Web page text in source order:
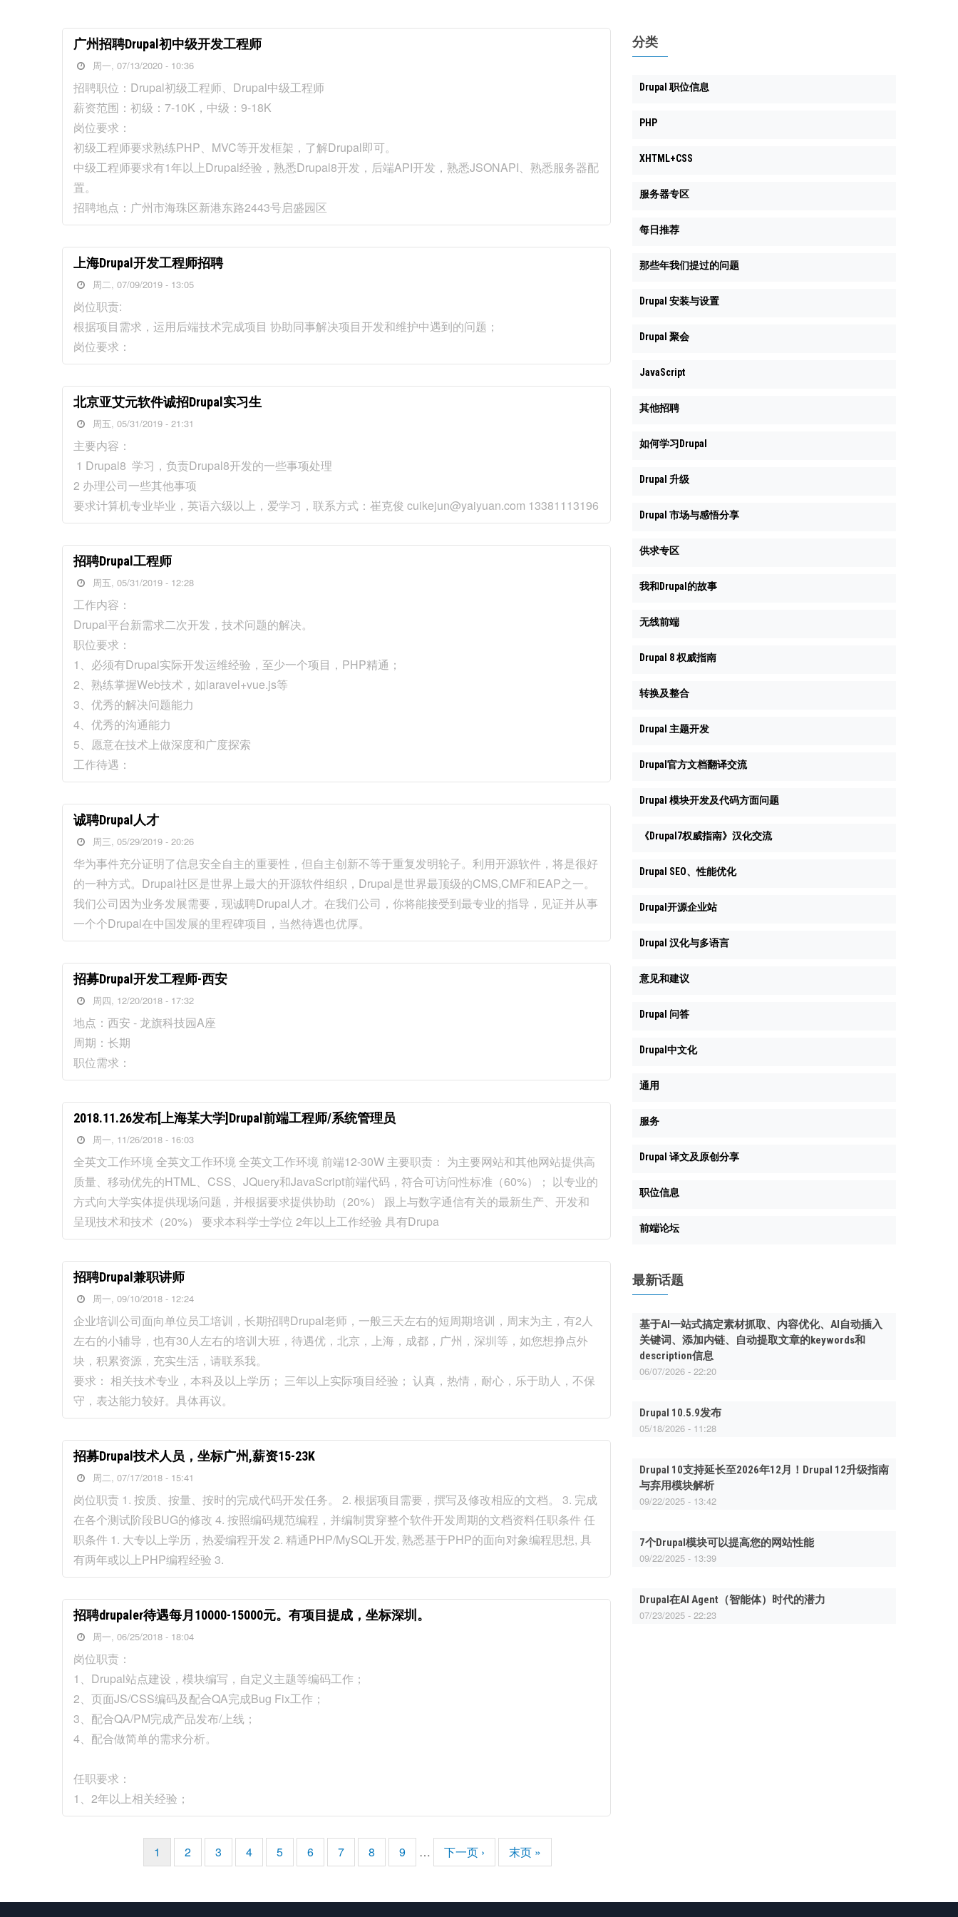
广州招聘Drupal初中级开发工程师
周一, 07/13/2020 - 10:36
招聘职位：Drupal初级工程师、Drupal中级工程师
薪资范围：初级：7-10K，中级：9-18K
岗位要求：
初级工程师要求熟练PHP、MVC等开发框架，了解Drupal即可。
中级工程师要求有1年以上Drupal经验，熟悉Drupal8开发，后端API开发，熟悉JSONAPI、熟悉服务器配
置。
招聘地点：广州市海珠区新港东路2443号启盛园区
上海Drupal开发工程师招聘
周二, 07/09/2019 - 13:05
岗位职责:
根据项目需求，运用后端技术完成项目 协助同事解决项目开发和维护中遇到的问题；
岗位要求：
北京亚艾元软件诚招Drupal实习生
周五, 05/31/2019 - 21:31
主要内容：
1 Drupal8 学习，负责Drupal8开发的一些事项处理
2 办理公司一些其他事项
要求计算机专业毕业，英语六级以上，爱学习，联系方式：崔克俊 cuikejun@yaiyuan.com 13381113196
招聘Drupal工程师
周五, 05/31/2019 - 12:28
工作内容：
Drupal平台新需求二次开发，技术问题的解决。
职位要求：
1、必须有Drupal实际开发运维经验，至少一个项目，PHP精通；
2、熟练掌握Web技术，如laravel+vue.js等
3、优秀的解决问题能力
4、优秀的沟通能力
5、愿意在技术上做深度和广度探索
工作待遇：
诚聘Drupal人才
周三, 05/29/2019 - 20:26
华为事件充分证明了信息安全自主的重要性，但自主创新不等于重复发明轮子。利用开源软件，将是很好
的一种方式。Drupal社区是世界上最大的开源软件组织，Drupal是世界最顶级的CMS,CMF和EAP之一。
我们公司因为业务发展需要，现诚聘Drupal人才。在我们公司，你将能接受到最专业的指导，见证并从事
一个个Drupal在中国发展的里程碑项目，当然待遇也优厚。
招募Drupal开发工程师-西安
周四, 12/20/2018 - 17:32
地点：西安 - 龙旗科技园A座
周期：长期
职位需求：
2018.11.26发布[上海某大学]Drupal前端工程师/系统管理员
周一, 11/26/2018 - 16:03
全英文工作环境 全英文工作环境 全英文工作环境 前端12-30W 主要职责： 为主要网站和其他网站提供高
质量、移动优先的HTML、CSS、JQuery和JavaScript前端代码，符合可访问性标准（60%）； 以专业的
方式向大学实体提供现场问题，并根据要求提供协助（20%） 跟上与数字通信有关的最新生产、开发和
呈现技术和技术（20%） 要求本科学士学位 2年以上工作经验 具有Drupa
招聘Drupal兼职讲师
周一, 09/10/2018 - 12:24
企业培训公司面向单位员工培训，长期招聘Drupal老师，一般三天左右的短周期培训，周末为主，有2人
左右的小辅导，也有30人左右的培训大班，待遇优，北京，上海，成都，广州，深圳等，如您想挣点外
块，积累资源，充实生活，请联系我。
要求： 相关技术专业，本科及以上学历； 三年以上实际项目经验； 认真，热情，耐心，乐于助人，不保
守，表达能力较好。具体再议。
招募Drupal技术人员，坐标广州,薪资15-23K
周二, 07/17/2018 - 15:41
岗位职责 1. 按质、按量、按时的完成代码开发任务。 2. 根据项目需要，撰写及修改相应的文档。 3. 完成
在各个测试阶段BUG的修改 4. 按照编码规范编程，并编制贯穿整个软件开发周期的文档资料任职条件 任
职条件 1. 大专以上学历，热爱编程开发 2. 精通PHP/MySQL开发, 熟悉基于PHP的面向对象编程思想, 具
有两年或以上PHP编程经验 3.
招聘drupaler待遇每月10000-15000元。有项目提成，坐标深圳。
周一, 06/25/2018 - 18:04
岗位职责：
1、Drupal站点建设，模块编写，自定义主题等编码工作；
2、页面JS/CSS编码及配合QA完成Bug Fix工作；
3、配合QA/PM完成产品发布/上线；
4、配合做简单的需求分析。
任职要求：
1、2年以上相关经验；
当
前
1
页
面
2
页
面
3
页
面
4
页
面
5
页
面
6
页
面
7
页
面
8
页
面
9 …
下
一
下一页 ›
末
页
末页 »
分类
Drupal 职位信息
PHP
XHTML+CSS
服务器专区
每日推荐
那些年我们提过的问题
Drupal 安装与设置
Drupal 聚会
JavaScript
其他招聘
如何学习Drupal
Drupal 升级
Drupal 市场与感悟分享
供求专区
我和Drupal的故事
无线前端
Drupal 8 权威指南
转换及整合
Drupal 主题开发
Drupal官方文档翻译交流
Drupal 模块开发及代码方面问题
《Drupal7权威指南》汉化交流
Drupal SEO、性能优化
Drupal开源企业站
Drupal 汉化与多语言
意见和建议
Drupal 问答
Drupal中文化
通用
服务
Drupal 译文及原创分享
职位信息
前端论坛
最新话题
基于AI一站式搞定素材抓取、内容优化、AI自动插入
关键词、添加内链、自动提取文章的keywords和
description信息
06/07/2026 - 22:20
Drupal 10.5.9发布
05/18/2026 - 11:28
Drupal 10支持延长至2026年12月！Drupal 12升级指南
与弃用模块解析
09/22/2025 - 13:42
7个Drupal模块可以提高您的网站性能
09/22/2025 - 13:39
Drupal在AI Agent（智能体）时代的潜力
07/23/2025 - 22:23